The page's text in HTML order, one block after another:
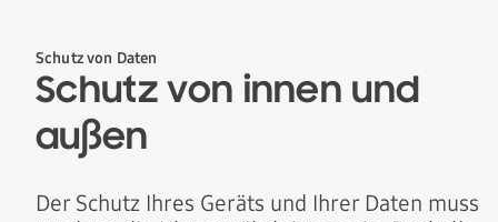
Schutz von Daten
Schutz von innen und
außen
Der Schutz Ihres Geräts und Ihrer Daten muss